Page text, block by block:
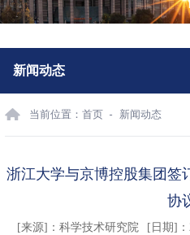
新闻动态
当前位置： 首页 新闻动态
浙江大学与京博控股集团签
协
[来源]： 科学技术研究院 [日期]：